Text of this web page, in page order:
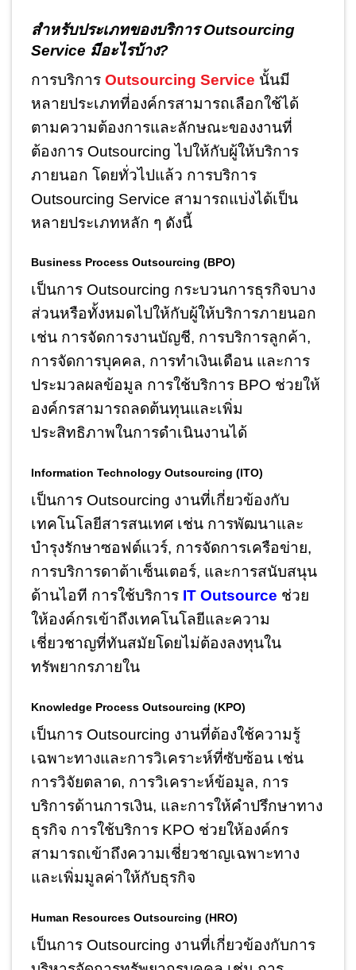
สำหรับประเภทของบริการ Outsourcing
Service มีอะไรบ้าง?
การบริการ Outsourcing Service นั้นมี
หลายประเภทที่องค์กรสามารถเลือกใช้ได้
ตามความต้องการและลักษณะของงานที่
ต้องการ Outsourcing ไปให้กับผู้ให้บริการ
ภายนอก โดยทั่วไปแล้ว การบริการ
Outsourcing Service สามารถแบ่งได้เป็น
หลายประเภทหลัก ๆ ดังนี้
Business Process Outsourcing (BPO)
เป็นการ Outsourcing กระบวนการธุรกิจบาง
ส่วนหรือทั้งหมดไปให้กับผู้ให้บริการภายนอก
เช่น การจัดการงานบัญชี, การบริการลูกค้า,
การจัดการบุคคล, การทำเงินเดือน และการ
ประมวลผลข้อมูล การใช้บริการ BPO ช่วยให้
องค์กรสามารถลดต้นทุนและเพิ่ม
ประสิทธิภาพในการดำเนินงานได้
Information Technology Outsourcing (ITO)
เป็นการ Outsourcing งานที่เกี่ยวข้องกับ
เทคโนโลยีสารสนเทศ เช่น การพัฒนาและ
บำรุงรักษาซอฟต์แวร์, การจัดการเครือข่าย,
การบริการดาต้าเซ็นเตอร์, และการสนับสนุน
ด้านไอที การใช้บริการ IT Outsource ช่วย
ให้องค์กรเข้าถึงเทคโนโลยีและความ
เชี่ยวชาญที่ทันสมัยโดยไม่ต้องลงทุนใน
ทรัพยากรภายใน
Knowledge Process Outsourcing (KPO)
เป็นการ Outsourcing งานที่ต้องใช้ความรู้
เฉพาะทางและการวิเคราะห์ที่ซับซ้อน เช่น
การวิจัยตลาด, การวิเคราะห์ข้อมูล, การ
บริการด้านการเงิน, และการให้คำปรึกษาทาง
ธุรกิจ การใช้บริการ KPO ช่วยให้องค์กร
สามารถเข้าถึงความเชี่ยวชาญเฉพาะทาง
และเพิ่มมูลค่าให้กับธุรกิจ
Human Resources Outsourcing (HRO)
เป็นการ Outsourcing งานที่เกี่ยวข้องกับการ